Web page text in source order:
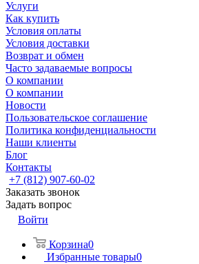
Услуги
Как купить
Условия оплаты
Условия доставки
Возврат и обмен
Часто задаваемые вопросы
О компании
О компании
Новости
Пользовательское соглашение
Политика конфиденциальности
Наши клиенты
Блог
Контакты
+7 (812) 907-60-02
Заказать звонок
Задать вопрос
Войти
Корзина0
Избранные товары0